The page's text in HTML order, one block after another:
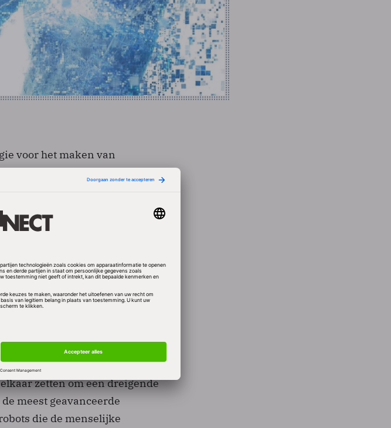
voor het maken van
het uitgangspunt is. Het
vallen. Met dit
van lopen die op de
worden vervangen door de
mensen. Hobbelens
ontwikkeld om de stabiliteit
omdat ‘voorover vallen’
Dat dat de ontwikkeling
bewees Hobbelen met de
die voor zijn hoge stabiliteit
informatie van het
zetten om een dreigende
meest geavanceerde
die de menselijke